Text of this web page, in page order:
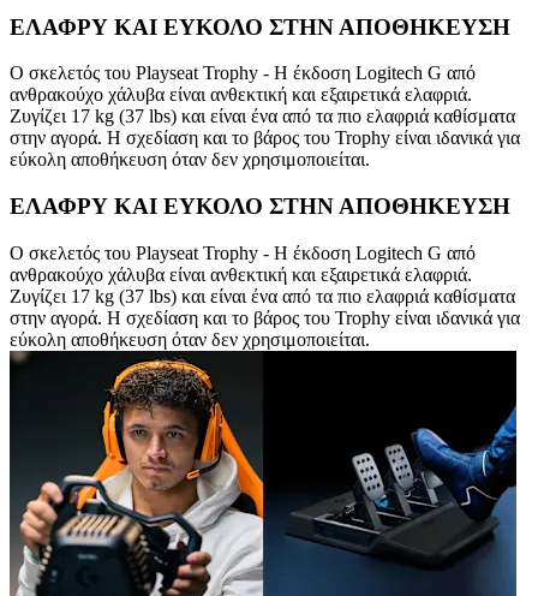
ΕΛΑΦΡΥ ΚΑΙ ΕΥΚΟΛΟ ΣΤΗΝ ΑΠΟΘΗΚΕΥΣΗ
Ο σκελετός του Playseat Trophy - Η έκδοση Logitech G από
ανθρακούχο χάλυβα είναι ανθεκτική και εξαιρετικά ελαφριά.
Ζυγίζει 17 kg (37 lbs) και είναι ένα από τα πιο ελαφριά καθίσματα
στην αγορά. Η σχεδίαση και το βάρος του Trophy είναι ιδανικά για
εύκολη αποθήκευση όταν δεν χρησιμοποιείται.
ΕΛΑΦΡΥ ΚΑΙ ΕΥΚΟΛΟ ΣΤΗΝ ΑΠΟΘΗΚΕΥΣΗ
Ο σκελετός του Playseat Trophy - Η έκδοση Logitech G από
ανθρακούχο χάλυβα είναι ανθεκτική και εξαιρετικά ελαφριά.
Ζυγίζει 17 kg (37 lbs) και είναι ένα από τα πιο ελαφριά καθίσματα
στην αγορά. Η σχεδίαση και το βάρος του Trophy είναι ιδανικά για
εύκολη αποθήκευση όταν δεν χρησιμοποιείται.